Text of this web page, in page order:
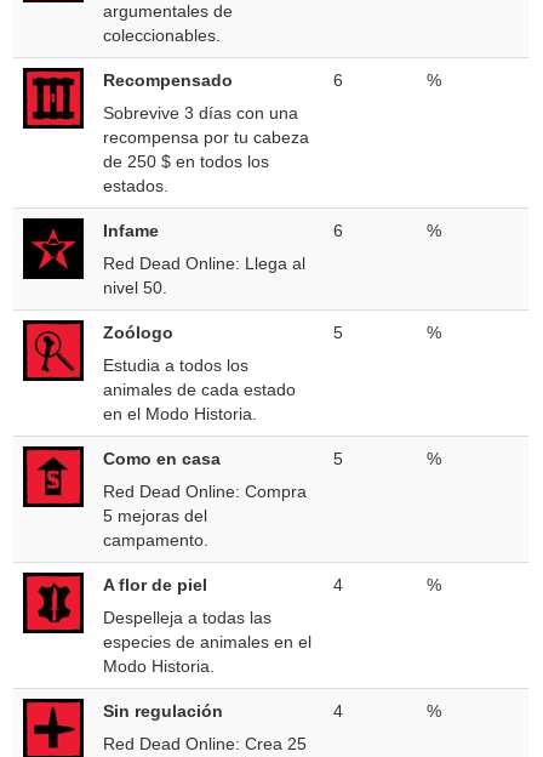
argumentales de
coleccionables.
Recompensado
Sobrevive 3 días con una
recompensa por tu cabeza
de 250 $ en todos los
estados.
6 %
Infame
Red Dead Online: Llega al
nivel 50.
6 %
Zoólogo
Estudia a todos los
animales de cada estado
en el Modo Historia.
5 %
Como en casa
Red Dead Online: Compra
5 mejoras del
campamento.
5 %
A flor de piel
Despelleja a todas las
especies de animales en el
Modo Historia.
4 %
Sin regulación
Red Dead Online: Crea 25
4 %